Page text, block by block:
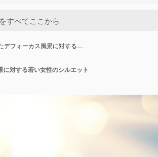
デフォーカス風景に対する…
対する若い女性のシルエット